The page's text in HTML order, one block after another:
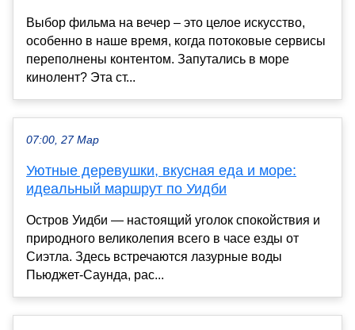
Выбор фильма на вечер – это целое искусство,
особенно в наше время, когда потоковые сервисы
переполнены контентом. Запутались в море
кинолент? Эта ст...
07:00, 27 Мар
Уютные деревушки, вкусная еда и море:
идеальный маршрут по Уидби
Остров Уидби — настоящий уголок спокойствия и
природного великолепия всего в часе езды от
Сиэтла. Здесь встречаются лазурные воды
Пьюджет-Саунда, рас...